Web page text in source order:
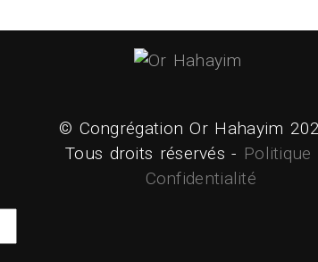
© Congrégation Or Hahayim
Tous droits réservés - Politique
Confidentialité